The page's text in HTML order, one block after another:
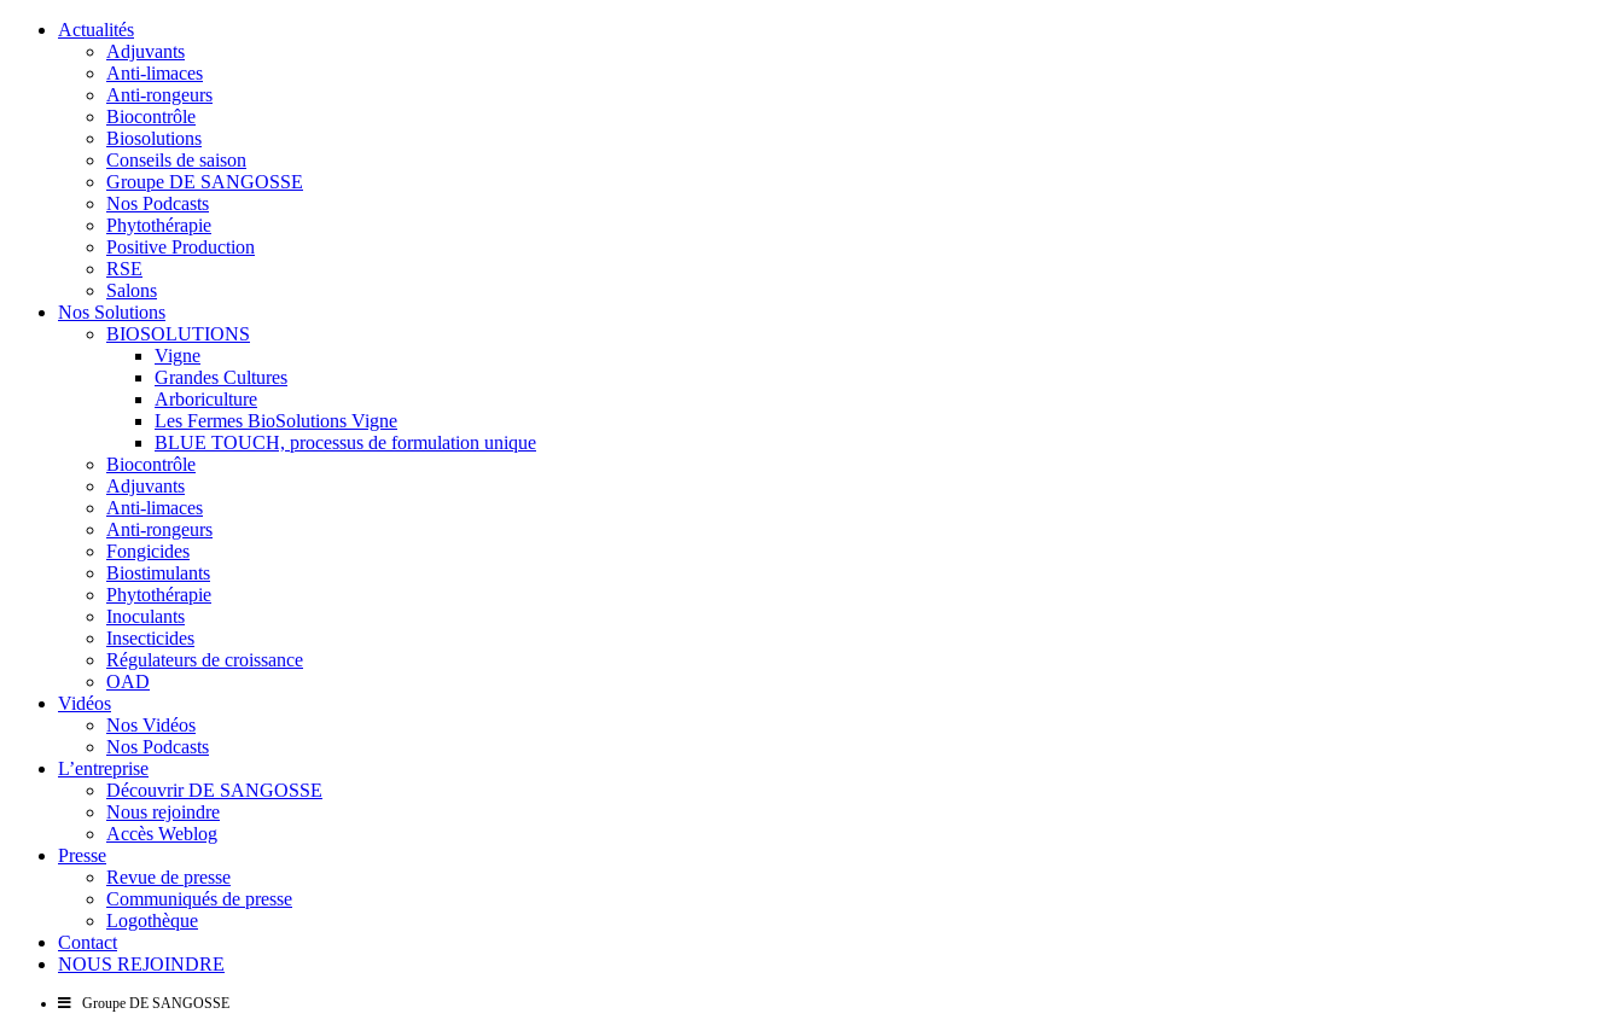
Actualités
Adjuvants
Anti-limaces
Anti-rongeurs
Biocontrôle
Biosolutions
Conseils de saison
Groupe DE SANGOSSE
Nos Podcasts
Phytothérapie
Positive Production
RSE
Salons
Nos Solutions
BIOSOLUTIONS
Vigne
Grandes Cultures
Arboriculture
Les Fermes BioSolutions Vigne
BLUE TOUCH, processus de formulation unique
Biocontrôle
Adjuvants
Anti-limaces
Anti-rongeurs
Fongicides
Biostimulants
Phytothérapie
Inoculants
Insecticides
Régulateurs de croissance
OAD
Vidéos
Nos Vidéos
Nos Podcasts
L’entreprise
Découvrir DE SANGOSSE
Nous rejoindre
Accès Weblog
Presse
Revue de presse
Communiqués de presse
Logothèque
Contact
NOUS REJOINDRE
Groupe DE SANGOSSE